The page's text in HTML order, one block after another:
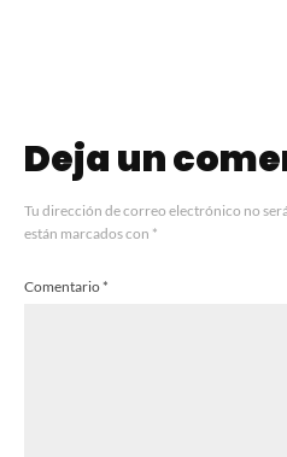
Deja un
Tu dirección de correo electrónico no
están marcados con *
Comentario*